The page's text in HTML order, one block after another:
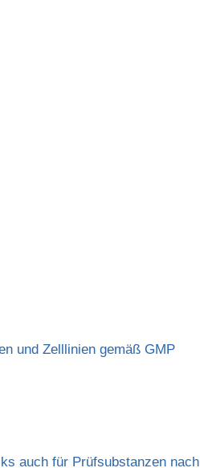
und Zelllinien gemäß GMP
auch für Prüfsubstanzen nach